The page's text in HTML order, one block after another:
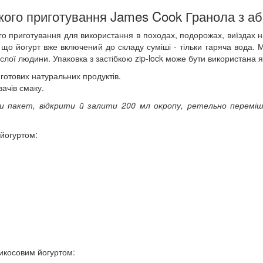
приготування James Cook Гранола з
приготування для використання в походах, подорожах,
йогурт вже включений до складу суміші - тільки гаряча
людини. Упаковка з застібкою zip-lock може бути використана
натуральних продуктів.
смаку.
пакет, відкрити й залити 200 мл окропу, ретельно
йогуртом: